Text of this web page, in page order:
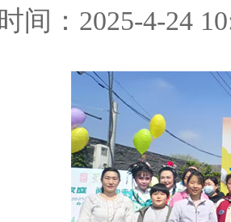
时间：2025-4-24